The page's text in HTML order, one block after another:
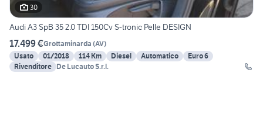
30
Audi A3 SpB 35 2.0 TDI 150Cv S-tronic Pelle DESIGN
17.499 €Grottaminarda (AV)
Usato
01/2018 114 Km Diesel Automatico
Euro 6
Rivenditore De Lucauto S.r.l.